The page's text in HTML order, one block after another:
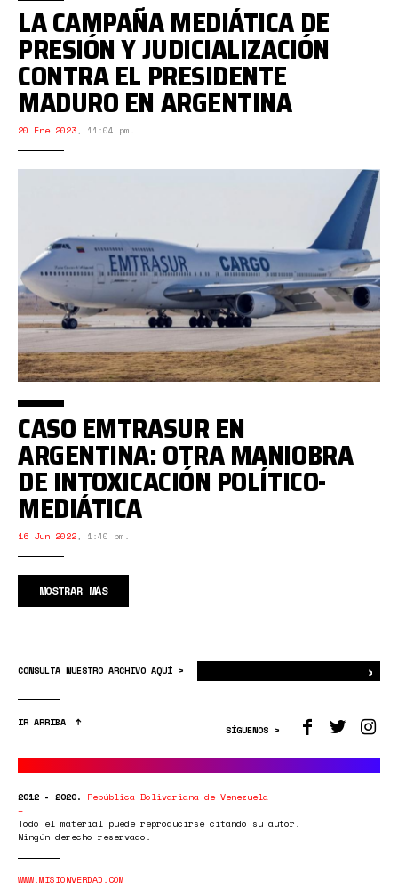
LA CAMPAÑA MEDIÁTICA DE
PRESIÓN Y JUDICIALIZACIÓN
CONTRA EL PRESIDENTE
MADURO EN ARGENTINA
20 Ene 2023, 11:04 pm.
CASO EMTRASUR EN
ARGENTINA: OTRA MANIOBRA
DE INTOXICACIÓN POLÍTICO-
MEDIÁTICA
16 Jun 2022, 1:40 pm.
MOSTRAR MÁS
CONSULTA NUESTRO ARCHIVO AQUÍ > ›
IR ARRIBA
SÍGUENOS >
2012 - 2020. República Bolivariana de Venezuela
Todo el material puede reproducirse citando su autor.
Ningún derecho reservado.
WWW.MISIONVERDAD.COM